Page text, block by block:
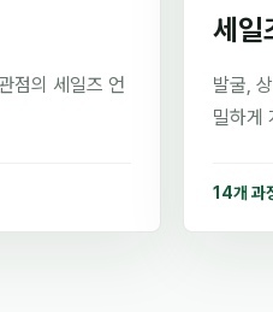
점의 세일즈 언
세일
발굴,
밀하게
14개 과